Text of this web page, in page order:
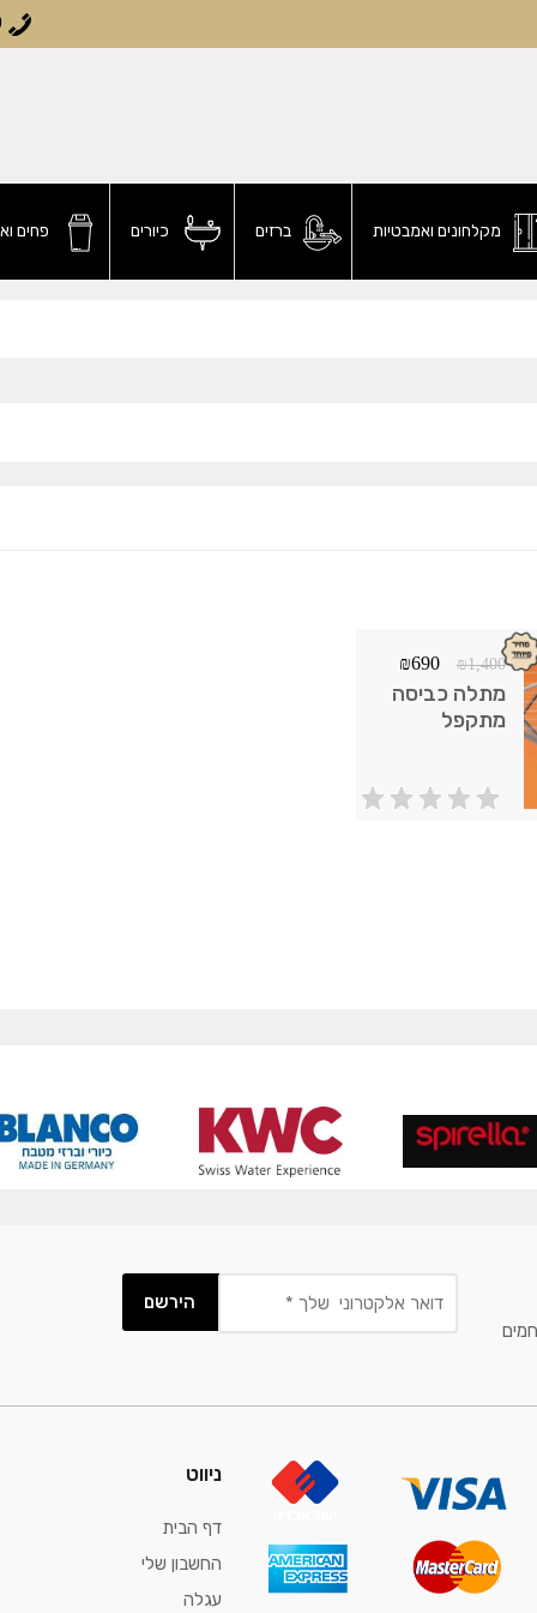
מקלחונים ואמבטיות ברזים כיורים פחים
₪1,400
₪690
מתלה כביסה
מתקפל
ניווט
דף הבית
החשבון שלי
עגלה